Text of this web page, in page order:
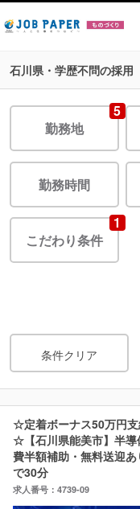
石川県・学歴不問の採用
5
勤務地
勤務時間
1
こだわり条件
条件クリア
☆定着ボーナス50万円
☆【石川県能美市】半導
費半額補助・無料送迎
で30分
求人番号：4739-09